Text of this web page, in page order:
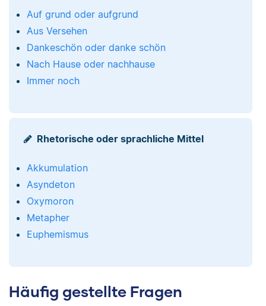
Auf grund oder aufgrund
Aus Versehen
Dankeschön oder danke schön
Nach Hause oder nachhause
Immer noch
Rhetorische oder sprachliche Mittel
Akkumulation
Asyndeton
Oxymoron
Metapher
Euphemismus
Häufig gestellte Fragen